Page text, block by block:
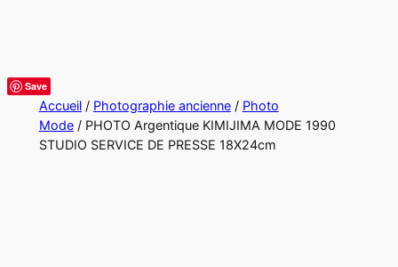
Save
Accueil/ Photographie ancienne/ Photo
Mode/ PHOTO Argentique KIMIJIMA MODE 1990
STUDIO SERVICE DE PRESSE 18X24cm